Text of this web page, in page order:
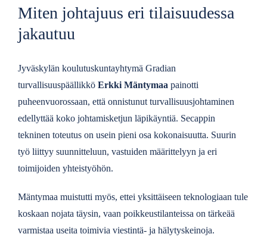
Miten johtajuus eri tilaisuudessa
jakautuu
Jyväskylän koulutuskuntayhtymä Gradian
turvallisuuspäällikköErkki Mäntymaa painotti
puheenvuorossaan, että onnistunut turvallisuusjohtaminen
edellyttää koko johtamisketjun läpikäyntiä. Secappin
tekninen toteutus on usein pieni osa kokonaisuutta. Suurin
työ liittyy suunnitteluun, vastuiden määrittelyyn ja eri
toimijoiden yhteistyöhön.
Mäntymaa muistutti myös, ettei yksittäiseen teknologiaan tule
koskaan nojata täysin, vaan poikkeustilanteissa on tärkeää
varmistaa useita toimivia viestintä- ja hälytyskeinoja.